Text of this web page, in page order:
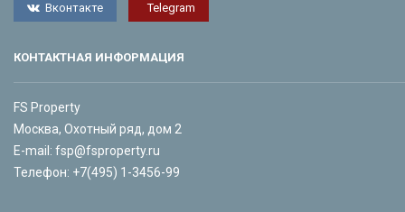
Вконтакте Telegram
КОНТАКТНАЯ ИНФОРМАЦИЯ
FS Property
Москва, Охотный ряд, дом 2
E-mail: fsp@fsproperty.ru
Телефон: +7(495) 1-3456-99